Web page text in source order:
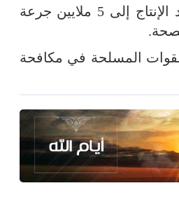
تصرف وزارة الصحة، وفي الشهر المقبل مع إطلاق خط إنتاج جديد، سنزيد الإنتاج إلى 5 ملايين جرعة
للقوات المسلحة في مكافحة